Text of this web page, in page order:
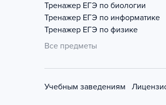
Тренажер ЕГЭ по биологии
Тренажер ЕГЭ по информатике
Тренажер ЕГЭ по физике
Все предметы
Учебным заведениям